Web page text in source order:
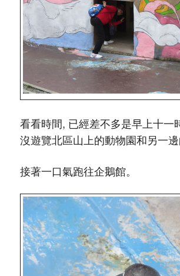
看看時間, 已經差不多是早上十一
沒遊覽北區山上的動物園和另一邊
接著一口氣跑往企鵝館。